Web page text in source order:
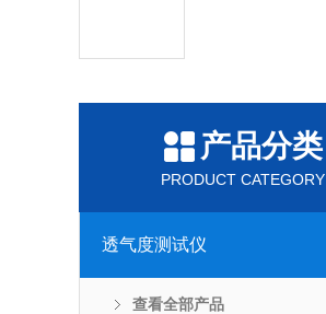
产品分类
PRODUCT CATEGORY
透气度测试仪
查看全部产品